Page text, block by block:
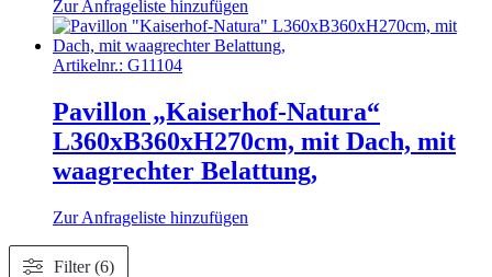
Zur Anfrageliste hinzufügen
Artikelnr.: G11104
Pavillon „Kaiserhof-Natura“
L360xB360xH270cm, mit Dach, mit
waagrechter Belattung,
Zur Anfrageliste hinzufügen
Filter (6)